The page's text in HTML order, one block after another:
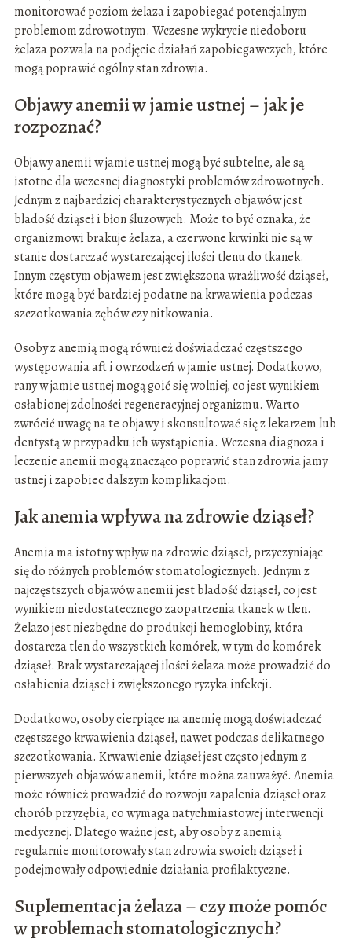
monitorować poziom żelaza i zapobiegać potencjalnym
problemom zdrowotnym. Wczesne wykrycie niedoboru
żelaza pozwala na podjęcie działań zapobiegawczych, które
mogą poprawić ogólny stan zdrowia.
Objawy anemii w jamie ustnej – jak je
rozpoznać?
Objawy anemii w jamie ustnej mogą być subtelne, ale są
istotne dla wczesnej diagnostyki problemów zdrowotnych.
Jednym z najbardziej charakterystycznych objawów jest
bladość dziąseł i błon śluzowych. Może to być oznaka, że
organizmowi brakuje żelaza, a czerwone krwinki nie są w
stanie dostarczać wystarczającej ilości tlenu do tkanek.
Innym częstym objawem jest zwiększona wrażliwość dziąseł,
które mogą być bardziej podatne na krwawienia podczas
szczotkowania zębów czy nitkowania.
Osoby z anemią mogą również doświadczać częstszego
występowania aft i owrzodzeń w jamie ustnej. Dodatkowo,
rany w jamie ustnej mogą goić się wolniej, co jest wynikiem
osłabionej zdolności regeneracyjnej organizmu. Warto
zwrócić uwagę na te objawy i skonsultować się z lekarzem lub
dentystą w przypadku ich wystąpienia. Wczesna diagnoza i
leczenie anemii mogą znacząco poprawić stan zdrowia jamy
ustnej i zapobiec dalszym komplikacjom.
Jak anemia wpływa na zdrowie dziąseł?
Anemia ma istotny wpływ na zdrowie dziąseł, przyczyniając
się do różnych problemów stomatologicznych. Jednym z
najczęstszych objawów anemii jest bladość dziąseł, co jest
wynikiem niedostatecznego zaopatrzenia tkanek w tlen.
Żelazo jest niezbędne do produkcji hemoglobiny, która
dostarcza tlen do wszystkich komórek, w tym do komórek
dziąseł. Brak wystarczającej ilości żelaza może prowadzić do
osłabienia dziąseł i zwiększonego ryzyka infekcji.
Dodatkowo, osoby cierpiące na anemię mogą doświadczać
częstszego krwawienia dziąseł, nawet podczas delikatnego
szczotkowania. Krwawienie dziąseł jest często jednym z
pierwszych objawów anemii, które można zauważyć. Anemia
może również prowadzić do rozwoju zapalenia dziąseł oraz
chorób przyzębia, co wymaga natychmiastowej interwencji
medycznej. Dlatego ważne jest, aby osoby z anemią
regularnie monitorowały stan zdrowia swoich dziąseł i
podejmowały odpowiednie działania profilaktyczne.
Suplementacja żelaza – czy może pomóc
w problemach stomatologicznych?